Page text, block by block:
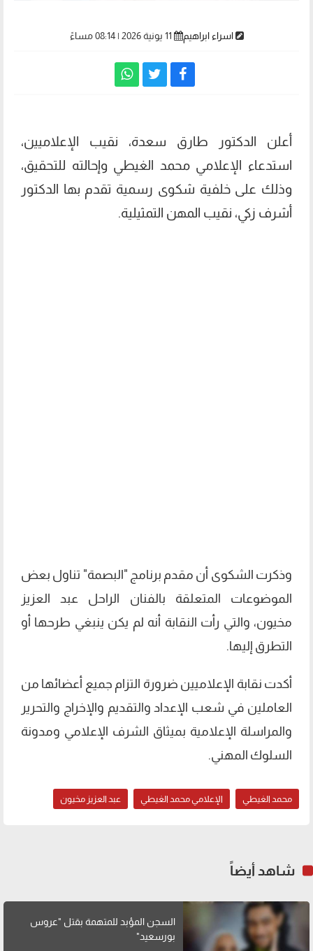
اسراء ابراهيم
أعلن الدكتور طارق سعدة، نقيب الإعلاميين،
استدعاء الإعلامي محمد الغيطي وإحالته للتحقيق،
وذلك على خلفية شكوى رسمية تقدم بها الدكتور
أشرف زكي، نقيب المهن التمثيلية.
وذكرت الشكوى أن مقدم برنامج "البصمة" تناول بعض
الموضوعات المتعلقة بالفنان الراحل عبد العزيز
مخيون، والتي رأت النقابة أنه لم يكن ينبغي طرحها أو
التطرق إليها.
أكدت نقابة الإعلاميين ضرورة التزام جميع أعضائها من
العاملين في شعب الإعداد والتقديم والإخراج والتحرير
والمراسلة الإعلامية بميثاق الشرف الإعلامي ومدونة
السلوك المهني.
محمد الغيطي الإعلامي محمد الغيطي عبد العزيز مخيون
شاهد أيضاً
السجن المؤبد للمتهمة بقتل "عروس
بورسعيد"